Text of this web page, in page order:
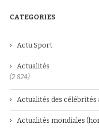
CATEGORIES
Actu Sport
Actualités
(2 824)
Actualités des célébrités
Actualités mondiales